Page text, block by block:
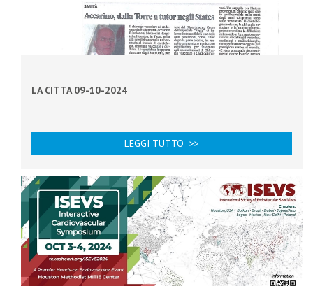
LA CITTA 09-10-2024
LEGGI TUTTO >>